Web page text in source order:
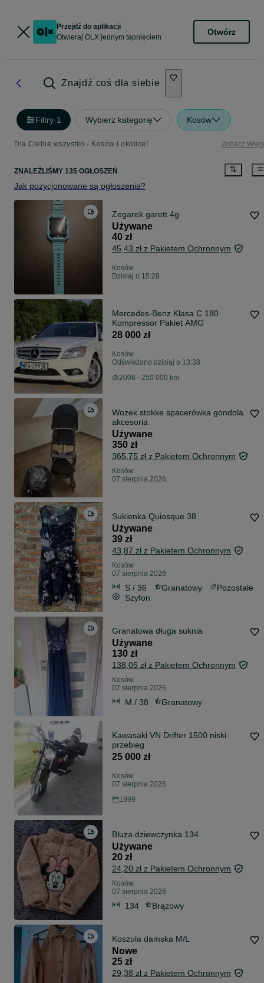
Przejdź do aplikacji
Otwieraj OLX jednym tapnięciem
Otwórz
Znajdź coś dla siebie
Filtry·1 Wybierz kategorię Kosów
Dla Ciebie wszystko - Kosów i okolice! Zobacz
ZNALEŹLIŚMY 135 OGŁOSZEŃ
Jak pozycjonowane są ogłoszenia?
Zegarek garett 4g
Używane
40 zł
45,43 zł z Pakietem Ochronnym
Kosów
Dzisiaj o 15:28
Mercedes-Benz Klasa C 180
Kompressor Pakiet AMG
28 000 zł
Kosów
Odświeżono dzisiaj o 13:38
2008 - 250 000 km
Wozek stokke spacerówka gondola
akcesoria
Używane
350 zł
365,75 zł z Pakietem Ochronnym
Kosów
07 sierpnia 2026
Sukienka Quiosque 38
Używane
39 zł
43,87 zł z Pakietem Ochronnym
Kosów
07 sierpnia 2026
S / 36 Granatowy
Pozostałe
Szyfon
Granatowa długa suknia
Używane
130 zł
138,05 zł z Pakietem Ochronnym
Kosów
07 sierpnia 2026
M / 38 Granatowy
Kawasaki VN Drifter 1500 niski
przebieg
25 000 zł
Kosów
07 sierpnia 2026
1999
Bluza dziewczynka 134
Używane
20 zł
24,20 zł z Pakietem Ochronnym
Kosów
07 sierpnia 2026
134 Brązowy
Koszula damska M/L
Nowe
25 zł
29,38 zł z Pakietem Ochronnym